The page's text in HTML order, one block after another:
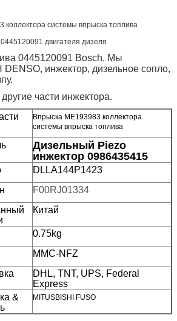
коллектора системы впрыска топлива
двигателя дизеля
0445120091 Bosch. Мы
инжектор, дизельное сопло,
части инжектора.
Впрыска ME193983 коллектора
системы впрыска топлива
Дизельный Piezo
инжектор 0986435415
DLLA144P1423
F00RJ01334
Китай
0.75kg
MMC-NFZ
DHL, TNT, UPS, Federal
Express
&
MITUSBISHI FUSO